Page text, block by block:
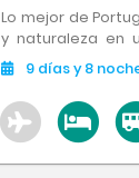
Lo mejor de
y naturaleza en
ciudades
encanto del
país.
9 díasy 8